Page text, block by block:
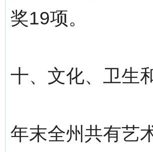
奖19项。
十、文化、卫生
年末全州共有艺